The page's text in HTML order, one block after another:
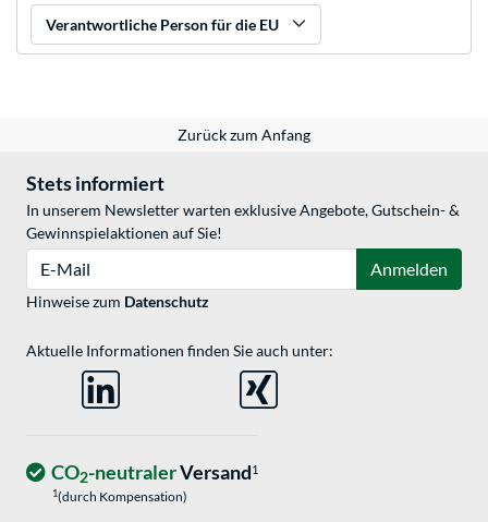
Verantwortliche Person für die EU
Zurück zum Anfang
Stets informiert
In unserem Newsletter warten exklusive Angebote, Gutschein- &
Gewinnspielaktionen auf Sie!
Anmelden
Hinweise zum Datenschutz
Aktuelle Informationen finden Sie auch unter:
CO2-neutralerVersand1
1(durch Kompensation)